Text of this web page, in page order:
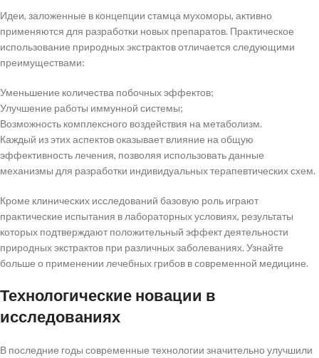
Идеи, заложенные в концепции стамца мухоморы, активно
применяются для разработки новых препаратов. Практическое
использование природных экстрактов отличается следующими
преимуществами:
Уменьшение количества побочных эффектов;
Улучшение работы иммунной системы;
Возможность комплексного воздействия на метаболизм.
Каждый из этих аспектов оказывает влияние на общую
эффективность лечения, позволяя использовать данные
механизмы для разработки индивидуальных терапевтических схем.
Кроме клинических исследований базовую роль играют
практические испытания в лабораторных условиях, результаты
которых подтверждают положительный эффект деятельности
природных экстрактов при различных заболеваниях. Узнайте
больше о применении лечебных грибов в современной медицине.
Технологические новации в
исследованиях
В последние годы современные технологии значительно улучшили